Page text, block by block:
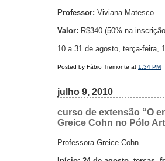
Professor: Viviana Matesco
Valor: R$340 (50% na
10 a 31 de agosto, terça-feira,
Posted by Fábio Tremonte at 1:34 PM
julho 9, 2010
curso de extensão “O
Greice Cohn no Pólo
Professora Greice Cohn